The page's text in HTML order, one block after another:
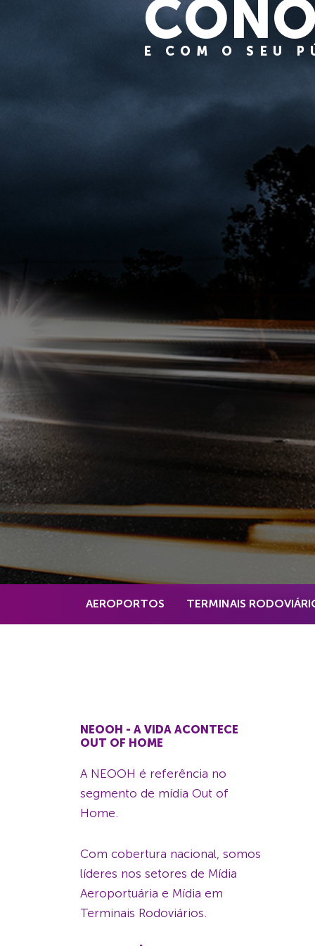
E COM O SEU
AEROPORTOS TERMINAIS
NEOOH - A VIDA ACONTECE
OUT OF HOME
A NEOOH é referência no
segmento de mídia Out of
Home.
Com cobertura nacional, somos
líderes nos setores de Mídia
Aeroportuária e Mídia em
Terminais Rodoviários.